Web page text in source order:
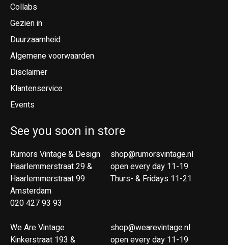
Collabs
Gezien in
Duurzaamheid
Algemene voorwaarden
Disclaimer
Klantenservice
Events
See you soon in store
Rumors Vintage & Design
Haarlemmerstraat 29 &
Haarlemmerstraat 99
Amsterdam
020 427 93 93
We Are Vintage
Kinkerstraat 193 &
shop@rumorsvintage.nl
open every day 11-19
Thurs- & Fridays 11-21
shop@wearevintage.nl
open every day 11-19